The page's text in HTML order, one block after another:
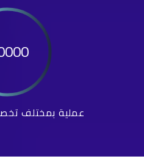
عملية بمختلف